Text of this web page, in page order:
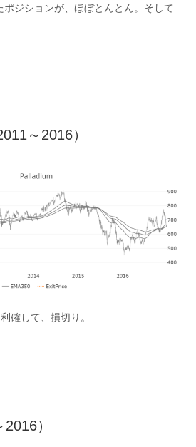
ジションが、ほぼとんとん。そして
～2016）
確して、損切り。
）